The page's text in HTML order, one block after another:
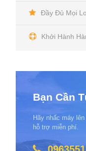
Đầy Đủ Mọi
Khởi Hành
Bạn Cần
Hãy nhấc máy
hỗ trợ miễn phí.